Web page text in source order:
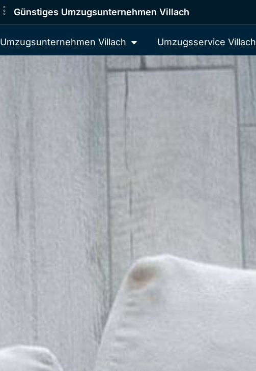
Günstiges Umzugsunternehmen Villach
Umzugsunternehmen Villach Umzugsservice Villach